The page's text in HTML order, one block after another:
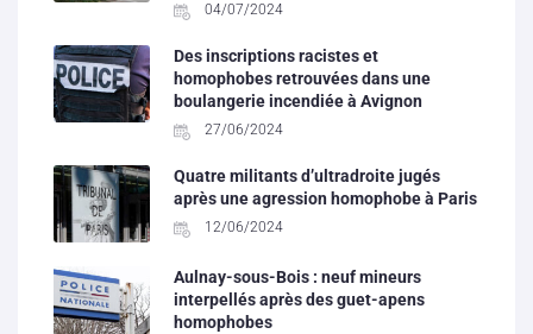
04/07/2024
Des inscriptions racistes et
homophobes retrouvées dans une
boulangerie incendiée à Avignon
27/06/2024
Quatre militants d’ultradroite jugés
après une agression homophobe à Paris
12/06/2024
Aulnay-sous-Bois : neuf mineurs
interpellés après des guet-apens
homophobes